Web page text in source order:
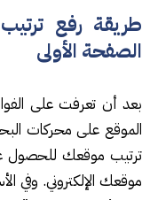
طريقة رفع
الصفحة الأولى
بعد أن تعرفت على
الموقع على محركات
ترتيب موقعك للحصول
موقعك الإلكتروني. وفي